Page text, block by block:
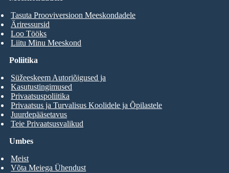
Tasuta Prooviversioon Meeskondadele
Äriressursid
Loo Tööks
Liitu Minu Meeskond
Umbes
Meist
Võta Meiega Ühendust
Poliitika
Süžeeskeem Autoriõigused ja
Kasutustingimused
Privaatsuspoliitika
Privaatsus ja Turvalisus Koolidele ja Õpilastele
Juurdepääsetavus
Teie Privaatsusvalikud